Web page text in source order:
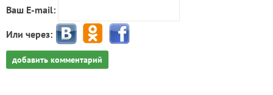
Ваш E-mail:
Или через:
добавить комментарий